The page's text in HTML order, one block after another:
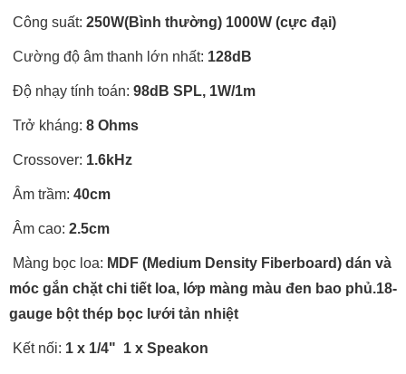
Công suất: 250W(Bình thường) 1000W (cực đại)
Cường độ âm thanh lớn nhất: 128dB
Độ nhạy tính toán: 98dB SPL, 1W/1m
Trở kháng: 8 Ohms
Crossover: 1.6kHz
Âm trầm: 40cm
Âm cao: 2.5cm
Màng bọc loa: MDF (Medium Density Fiberboard) dán và
móc gắn chặt chi tiết loa, lớp màng màu đen bao phủ.18-
gauge bột thép bọc lưới tản nhiệt
Kết nối: 1 x 1/4" 1 x Speakon